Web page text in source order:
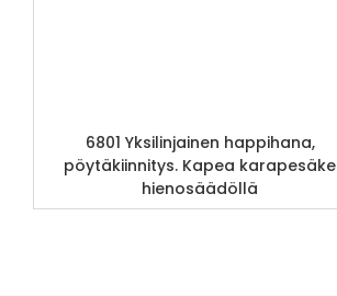
6801 Yksilinjainen happihana,
pöytäkiinnitys. Kapea karapesäke
hienosäädöllä